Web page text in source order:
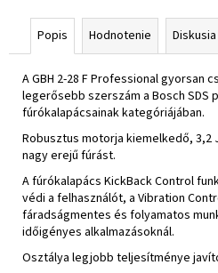
Popis Hodnotenie Diskusia
A GBH 2-28 F Professional gyorsan
legerősebb szerszám a Bosch SDS
fúrókalapácsainak kategóriájában.
Robusztus motorja kiemelkedő, 3,2
nagy erejű fúrást.
A fúrókalapács KickBack Control
védi a felhasználót, a Vibration
fáradságmentes és folyamatos
időigényes alkalmazásoknál.
Osztálya legjobb teljesítménye